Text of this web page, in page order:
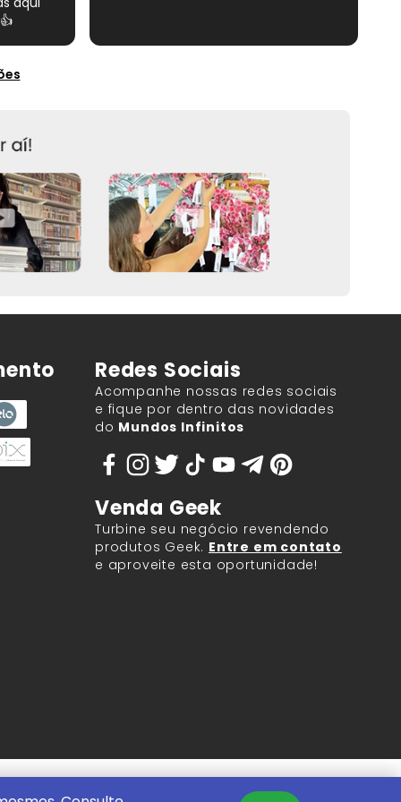
Redes Sociais
Acompanhe nossas redes sociais
e fique por dentro das novidades
do Mundos Infinitos
Venda Geek
Turbine seu negócio revendendo
produtos Geek. Entre em contato
e aproveite esta oportunidade!
0001-60.